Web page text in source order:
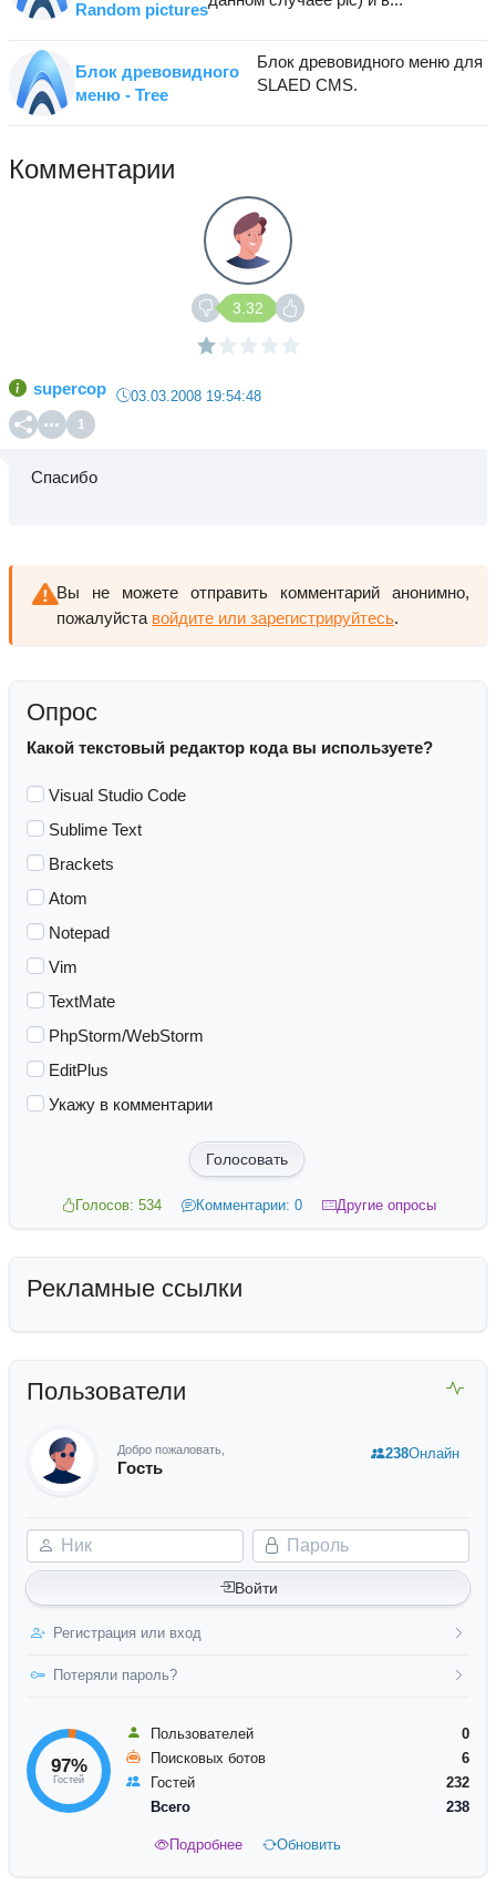
Random pictures
Блок древовидного
меню - Tree
Блок древовидного меню для
SLAED CMS.
Комментарии
3.32
supercop 03.03.2008 19:54:48
1
Спасибо
Вы не можете отправить комментарий анонимно,
пожалуйста войдите или зарегистрируйтесь.
Опрос
Какой текстовый редактор кода вы используете?
Visual Studio Code
Sublime Text
Brackets
Atom
Notepad
Vim
TextMate
PhpStorm/WebStorm
EditPlus
Укажу в комментарии
Голосовать
Голосов: 534 Комментарии: 0 Другие опросы
Рекламные ссылки
Пользователи
Добро пожаловать,
Гость
Ник Пароль
Войти
Регистрация или вход
Потеряли пароль?
238Онлайн
97%
Гостей
Пользователей
0
Поисковых ботов
6
Гостей
232
Всего
238
Подробнее Обновить